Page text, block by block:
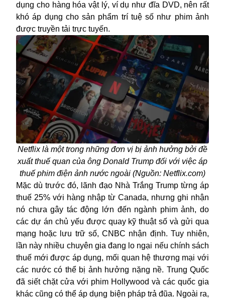
dụng cho hàng hóa vật lý, ví dụ như đĩa DVD, nên rất
khó áp dụng cho sản phẩm trí tuệ số như phim ảnh
được truyền tải trực tuyến.
Netflix là một trong những đơn vị bị ảnh hưởng bởi đề
xuất thuế quan của ông Donald Trump đối với việc áp
thuế phim điện ảnh nước ngoài (Nguồn: Netflix.com)
Mặc dù trước đó, lãnh đạo Nhà Trắng Trump từng áp
thuế 25% với hàng nhập từ Canada, nhưng ghi nhận
nó chưa gây tác động lớn đến ngành phim ảnh, do
các dự án chủ yếu được quay kỹ thuật số và gửi qua
mạng hoặc lưu trữ số, CNBC nhận định. Tuy nhiên,
lần này nhiều chuyên gia đang lo ngại nếu chính sách
thuế mới được áp dụng, mối quan hệ thương mại với
các nước có thể bị ảnh hưởng nặng nề. Trung Quốc
đã siết chặt cửa với phim Hollywood và các quốc gia
khác cũng có thể áp dụng biện pháp trả đũa. Ngoài ra,